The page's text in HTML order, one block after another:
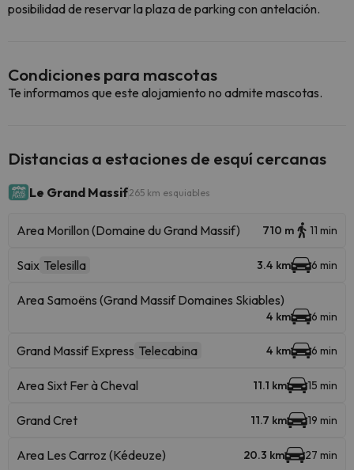
posibilidad de reservar la plaza de parking con antelación.
Condiciones para mascotas
Te informamos que este alojamiento no admite mascotas.
Distancias a estaciones de esquí cercanas
Le Grand Massif265 km esquiables
Area Morillon (Domaine du Grand Massif) 710 m 11 min
Saix Telesilla 3.4 km 6 min
Area Samoëns (Grand Massif Domaines Skiables)
4 km 6 min
Grand Massif Express Telecabina 4 km 6 min
Area Sixt Fer à Cheval 11.1 km 15 min
Grand Cret 11.7 km 19 min
Area Les Carroz (Kédeuze) 20.3 km 27 min